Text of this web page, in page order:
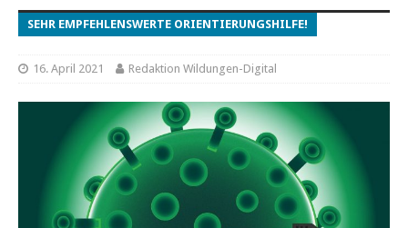
SEHR EMPFEHLENSWERTE ORIENTIERUNGSHILFE!
16. April 2021 Redaktion Wildungen-Digital